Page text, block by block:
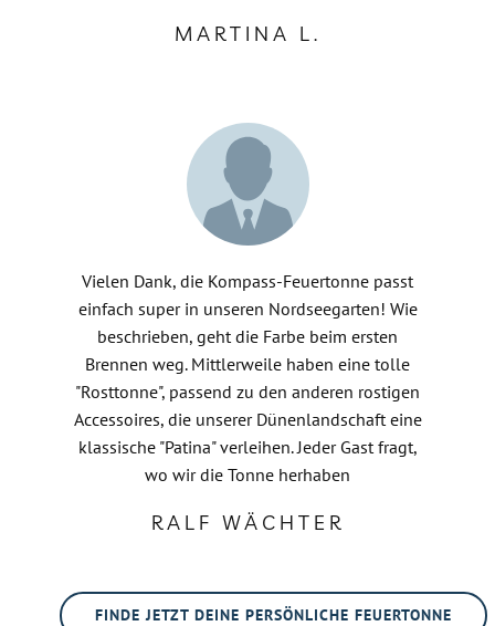
MARTINA L.
Vielen Dank, die Kompass-Feuertonne passt
einfach super in unseren Nordseegarten! Wie
beschrieben, geht die Farbe beim ersten
Brennen weg. Mittlerweile haben eine tolle
"Rosttonne", passend zu den anderen rostigen
Accessoires, die unserer Dünenlandschaft eine
klassische "Patina" verleihen. Jeder Gast fragt,
wo wir die Tonne herhaben
RALF WÄCHTER
FINDE JETZT DEINE PERSÖNLICHE FEUERTONNE